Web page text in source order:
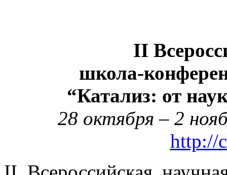
II
школа-
“Катализ: от
28 октября – 2
http://